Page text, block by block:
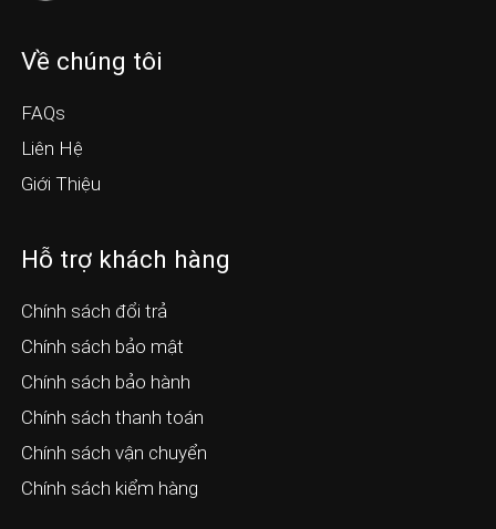
Về chúng tôi
FAQs
Liên Hệ
Giới Thiệu
Hỗ trợ khách hàng
Chính sách đổi trả
Chính sách bảo mật
Chính sách bảo hành
Chính sách thanh toán
Chính sách vận chuyển
Chính sách kiểm hàng